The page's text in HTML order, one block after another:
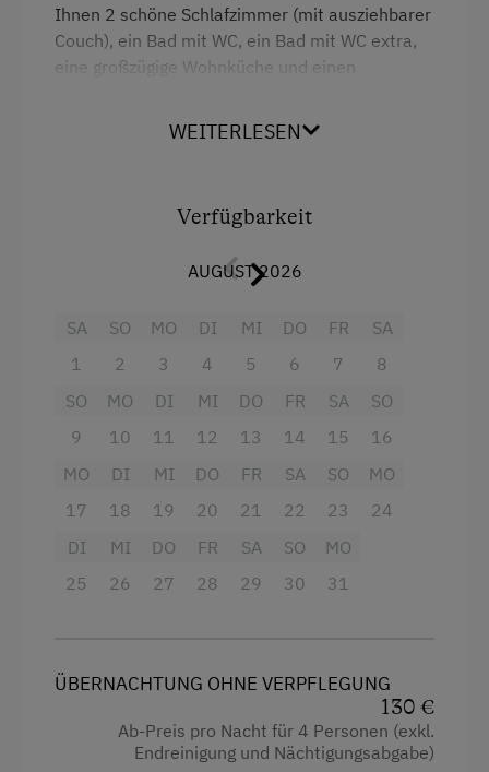
Internet
Basketball
Bergtouren
Fahrradverleih
Fitnesscenter
Kutschenfahrten
Ihnen 2 schöne Schlafzimmer (mit ausziehbarer
Couch), ein Bad mit WC, ein Bad mit WC extra,
eine großzügige Wohnküche und einen
Aussicht auf eine Berglandschaft
Backofen
Balkon/Terrasse
Dusche
Mikrowelle
Mikrowelle mit Backfunktion
WEITERLESEN
Verfügbarkeit
AUGUST 2026
SA
1
SO
2
MO
3
DI
4
MI
5
DO
6
FR
7
SA
8
SO
9
MO
10
DI
11
MI
12
DO
13
FR
14
SA
15
SO
16
MO
17
DI
18
MI
19
DO
20
FR
21
SA
22
SO
23
MO
24
DI
25
MI
26
DO
27
FR
28
SA
29
SO
30
MO
31
ÜBERNACHTUNG OHNE VERPFLEGUNG
130 €
Ab-Preis pro Nacht für 4 Personen (exkl.
Endreinigung und Nächtigungsabgabe)